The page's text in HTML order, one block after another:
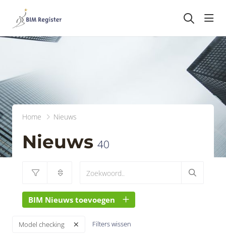
Home Nieuws
Nieuws 40
BIM Nieuws toevoegen
Model checking Filters wissen